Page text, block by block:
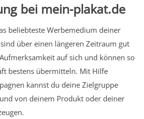
bei mein-plakat.de
beliebteste Werbemedium deiner
über einen längeren Zeitraum gut
auf sich und können so
bestens übermitteln. Mit Hilfe
kannst du deine Zielgruppe
von deinem Produkt oder deiner